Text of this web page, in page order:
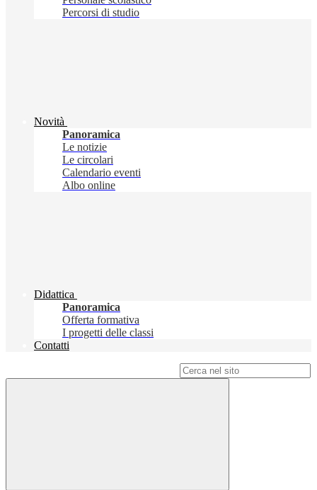
Percorsi di studio
Novità
Panoramica
Le notizie
Le circolari
Calendario eventi
Albo online
Didattica
Panoramica
Offerta formativa
I progetti delle classi
Contatti